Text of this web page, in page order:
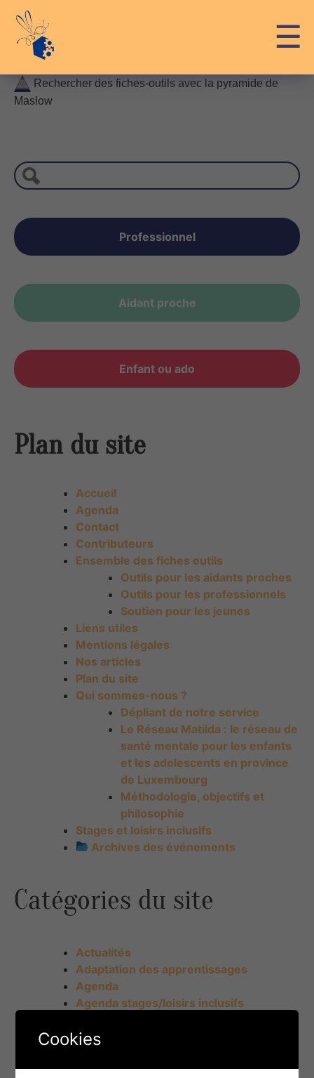
content
☰
Rechercher des fiches-outils avec la pyramide de
Maslow
Professionnel
Aidant proche
Enfant ou ado
Plan du site
Accueil
Agenda
Contact
Contributeurs
Ensemble des fiches outils
Outils pour les aidants proches
Outils pour les professionnels
Soutien pour les jeunes
Liens utiles
Mentions légales
Nos articles
Plan du site
Qui sommes-nous ?
Dépliant de notre service
Le Réseau Matilda : le réseau de
santé mentale pour les enfants
et les adolescents en province
de Luxembourg
Méthodologie, objectifs et
philosophie
Stages et loisirs inclusifs
Archives des événements
Catégories du site
Actualités
Adaptation des apprentissages
Agenda
Agenda stages/loisirs inclusifs
Autonomie et responsabilisation
Besoins cognitifs
Cookies